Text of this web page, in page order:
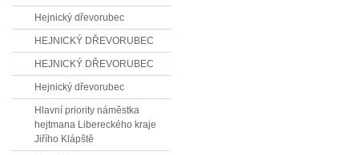
Hejnický dřevorubec
HEJNICKÝ DŘEVORUBEC
HEJNICKÝ DŘEVORUBEC
Hejnický dřevorubec
Hlavní priority náměstka
hejtmana Libereckého kraje
Jiřího Klápště